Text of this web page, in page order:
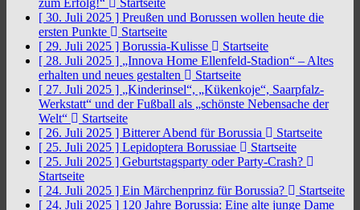
zum Erfolg!“
Startseite
[ 30. Juli 2025 ] Preußen und Borussen wollen heute die
ersten Punkte
Startseite
[ 29. Juli 2025 ] Borussia-Kulisse
Startseite
[ 28. Juli 2025 ] „Innova Home Ellenfeld-Stadion“ – Altes
erhalten und neues gestalten
Startseite
[ 27. Juli 2025 ] „Kinderinsel“, „Kükenkoje“, Saarpfalz-
Werkstatt“ und der Fußball als „schönste Nebensache der
Welt“
Startseite
[ 26. Juli 2025 ] Bitterer Abend für Borussia
Startseite
[ 25. Juli 2025 ] Lepidoptera Borussiae
Startseite
[ 25. Juli 2025 ] Geburtstagsparty oder Party-Crash?
Startseite
[ 24. Juli 2025 ] Ein Märchenprinz für Borussia?
Startseite
[ 24. Juli 2025 ] 120 Jahre Borussia: Eine alte junge Dame